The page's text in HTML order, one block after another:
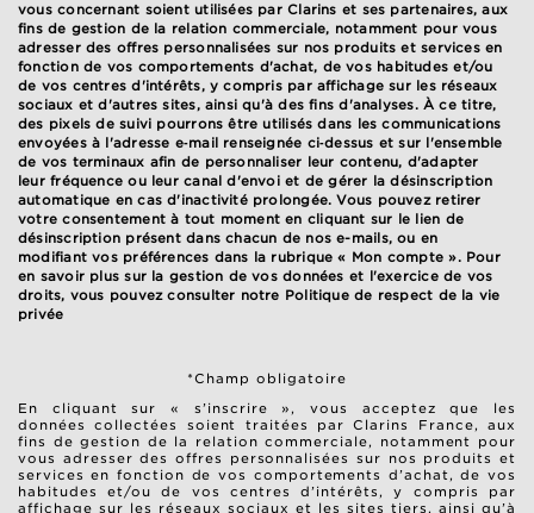
vous concernant soient utilisées par Clarins et ses partenaires, aux
fins de gestion de la relation commerciale, notamment pour vous
adresser des offres personnalisées sur nos produits et services en
fonction de vos comportements d'achat, de vos habitudes et/ou
de vos centres d'intérêts, y compris par affichage sur les réseaux
sociaux et d'autres sites, ainsi qu'à des fins d'analyses. À ce titre,
des pixels de suivi pourrons être utilisés dans les communications
envoyées à l'adresse e‑mail renseignée ci‑dessus et sur l'ensemble
de vos terminaux afin de personnaliser leur contenu, d'adapter
leur fréquence ou leur canal d'envoi et de gérer la désinscription
automatique en cas d'inactivité prolongée. Vous pouvez retirer
votre consentement à tout moment en cliquant sur le lien de
désinscription présent dans chacun de nos e-mails, ou en
modifiant vos préférences dans la rubrique « Mon compte ». Pour
en savoir plus sur la gestion de vos données et l'exercice de vos
droits, vous pouvez consulter notre Politique de respect de la vie
privée
*Champ obligatoire
En cliquant sur « s’inscrire », vous acceptez que les
données collectées soient traitées par Clarins France, aux
fins de gestion de la relation commerciale, notamment pour
vous adresser des offres personnalisées sur nos produits et
services en fonction de vos comportements d’achat, de vos
habitudes et/ou de vos centres d’intérêts, y compris par
affichage sur les réseaux sociaux et les sites tiers, ainsi qu’à